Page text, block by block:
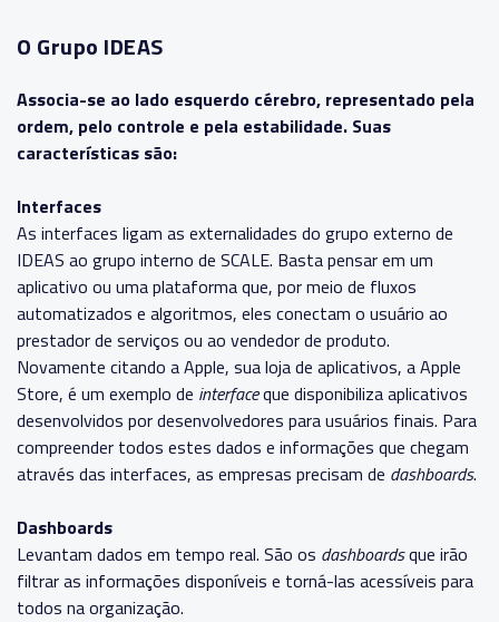
O Grupo IDEAS
Associa-se ao lado esquerdo cérebro, representado pela
ordem, pelo controle e pela estabilidade. Suas
características são:
Interfaces
As interfaces ligam as externalidades do grupo externo de
IDEAS ao grupo interno de SCALE. Basta pensar em um
aplicativo ou uma plataforma que, por meio de fluxos
automatizados e algoritmos, eles conectam o usuário ao
prestador de serviços ou ao vendedor de produto.
Novamente citando a Apple, sua loja de aplicativos, a Apple
Store, é um exemplo de interfaceque disponibiliza aplicativos
desenvolvidos por desenvolvedores para usuários finais. Para
compreender todos estes dados e informações que chegam
através das interfaces, as empresas precisam de dashboards.
Dashboards
Levantam dados em tempo real. São os dashboardsque irão
filtrar as informações disponíveis e torná-las acessíveis para
todos na organização.